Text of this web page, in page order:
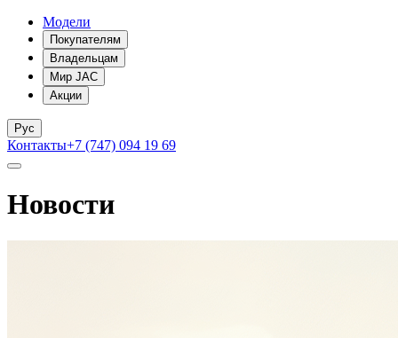
Модели
Покупателям
Владельцам
Мир JAC
Акции
Рус
Контакты+7 (747) 094 19 69
Новости